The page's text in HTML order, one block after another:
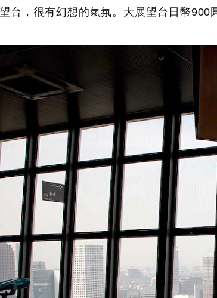
台，很有幻想的氣氛。大展望台日幣900